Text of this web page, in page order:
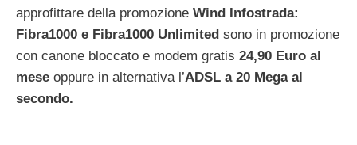
approfittare della promozione Wind Infostrada:
Fibra1000 e Fibra1000 Unlimited sono in promozione
con canone bloccato e modem gratis 24,90 Euro al
mese oppure in alternativa l’ADSL a 20 Mega al
secondo.